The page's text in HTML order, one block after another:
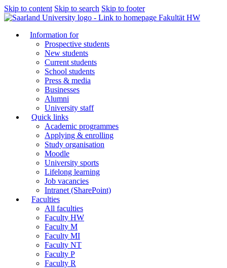
Skip to content Skip to search Skip to footer
Fakultät HW
Information for
Prospective students
New students
Current students
School students
Press & media
Businesses
Alumni
University staff
Quick links
Academic programmes
Applying & enrolling
Study organisation
Moodle
University sports
Lifelong learning
Job vacancies
Intranet (SharePoint)
Faculties
All faculties
Faculty HW
Faculty M
Faculty MI
Faculty NT
Faculty P
Faculty R